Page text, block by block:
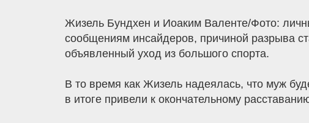
Жизель Бундхен и Иоаким Валенте/Фото:
сообщениям инсайдеров, причиной разрыва
объявленный уход из большого спорта.
В то время как Жизель надеялась, что муж
в итоге привели к окончательному